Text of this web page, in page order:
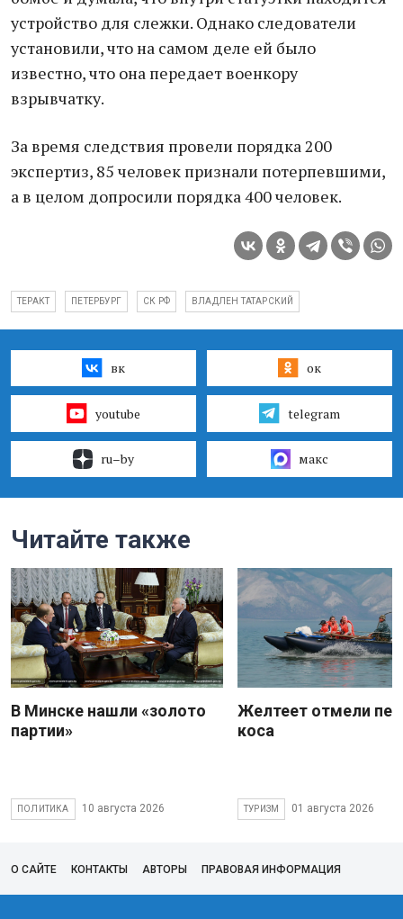
устройство для слежки. Однако следователи
установили, что на самом деле ей было
известно, что она передает военкору
взрывчатку.
За время следствия провели порядка 200
экспертиз, 85 человек признали потерпевшими,
а в целом допросили порядка 400 человек.
ТЕРАКТ ПЕТЕРБУРГ СК РФ ВЛАДЛЕН ТАТАРСКИЙ
вк ок
youtube telegram
ru–by макс
Читайте также
В Минске нашли «золото
партии»
ПОЛИТИКА 10 августа 2026
Желтеет отмели
коса
ТУРИЗМ 01 августа 2026
О САЙТЕ КОНТАКТЫ АВТОРЫ ПРАВОВАЯ ИНФОРМАЦИЯ